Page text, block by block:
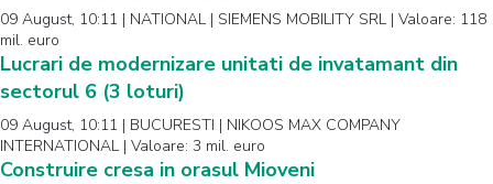
09 August, 10:11 | NATIONAL | SIEMENS MOBILITY SRL | Valoare: 118
mil. euro
Lucrari de modernizare unitati de invatamant din
sectorul 6 (3 loturi)
09 August, 10:11 | BUCURESTI | NIKOOS MAX COMPANY
INTERNATIONAL | Valoare: 3 mil. euro
Construire cresa in orasul Mioveni